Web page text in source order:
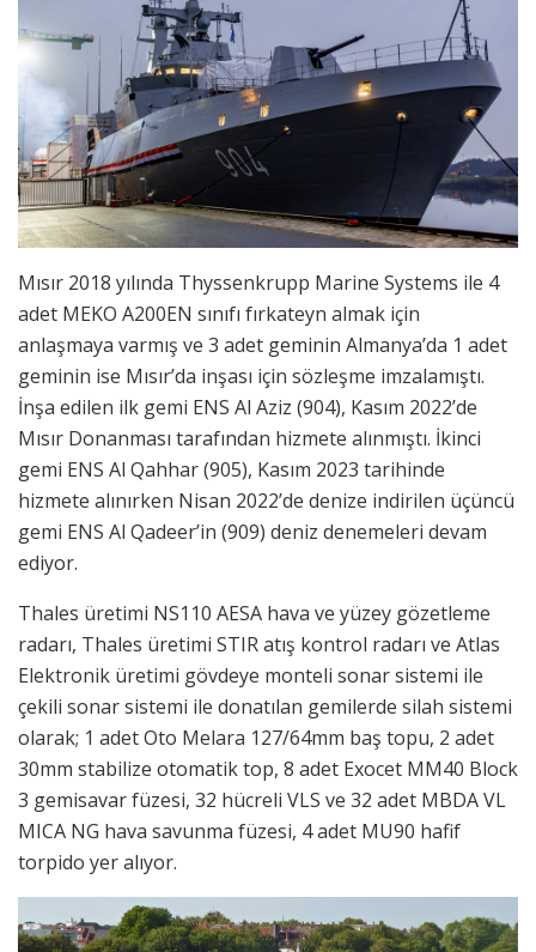
Mısır 2018 yılında Thyssenkrupp Marine Systems ile 4
adet MEKO A200EN sınıfı fırkateyn almak için
anlaşmaya varmış ve 3 adet geminin Almanya’da 1 adet
geminin ise Mısır’da inşası için sözleşme imzalamıştı.
İnşa edilen ilk gemi ENS Al Aziz (904), Kasım 2022’de
Mısır Donanması tarafından hizmete alınmıştı. İkinci
gemi ENS Al Qahhar (905), Kasım 2023 tarihinde
hizmete alınırken Nisan 2022’de denize indirilen üçüncü
gemi ENS Al Qadeer’in (909) deniz denemeleri devam
ediyor.
Thales üretimi NS110 AESA hava ve yüzey gözetleme
radarı, Thales üretimi STIR atış kontrol radarı ve Atlas
Elektronik üretimi gövdeye monteli sonar sistemi ile
çekili sonar sistemi ile donatılan gemilerde silah sistemi
olarak; 1 adet Oto Melara 127/64mm baş topu, 2 adet
30mm stabilize otomatik top, 8 adet Exocet MM40 Block
3 gemisavar füzesi, 32 hücreli VLS ve 32 adet MBDA VL
MICA NG hava savunma füzesi, 4 adet MU90 hafif
torpido yer alıyor.